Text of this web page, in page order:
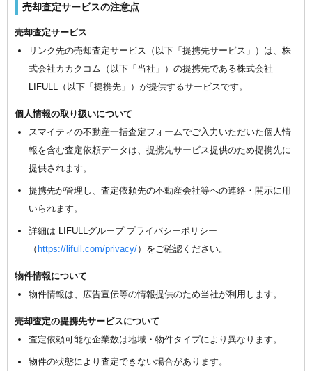
売却査定サービスの注意点
売却査定サービス
リンク先の売却査定サービス（以下「提携先サービス」）は、株
式会社カカクコム（以下「当社」）の提携先である株式会社
LIFULL（以下「提携先」）が提供するサービスです。
個人情報の取り扱いについて
スマイティの不動産一括査定フォームでご入力いただいた個人情
報を含む査定依頼データは、提携先サービス提供のため提携先に
提供されます。
提携先が管理し、査定依頼先の不動産会社等への連絡・開示に用
いられます。
詳細は LIFULLグループ プライバシーポリシー
（ https://lifull.com/privacy/）をご確認ください。
物件情報について
物件情報は、広告宣伝等の情報提供のため当社が利用します。
売却査定の提携先サービスについて
査定依頼可能な企業数は地域・物件タイプにより異なります。
物件の状態により査定できない場合があります。